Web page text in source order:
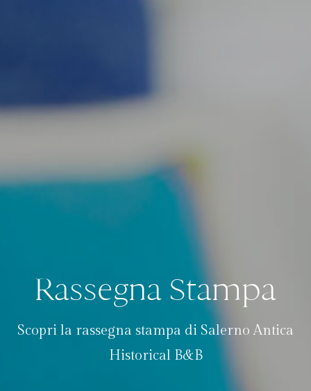
Rassegna Stampa
Scopri la rassegna stampa di Salerno Antica
Historical B&B